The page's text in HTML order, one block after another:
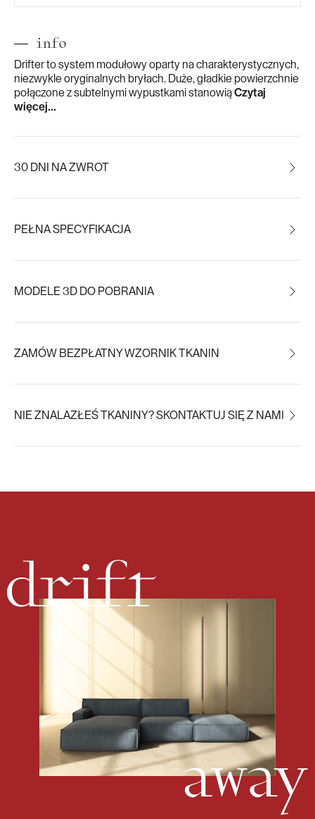
info
Drifter to system modułowy oparty na charakterystycznych,
niezwykle oryginalnych bryłach. Duże, gładkie powierzchnie
połączone z subtelnymi wypustkami stanowiąCzytaj
więcej...
30 DNI NA ZWROT
PEŁNA SPECYFIKACJA
MODELE 3D DO POBRANIA
ZAMÓW BEZPŁATNY WZORNIK TKANIN
NIE ZNALAZŁEŚ TKANINY? SKONTAKTUJ SIĘ Z NAMI